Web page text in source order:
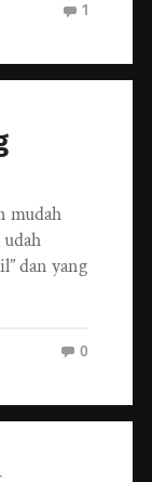
1
mudah
udah
dan yang
0